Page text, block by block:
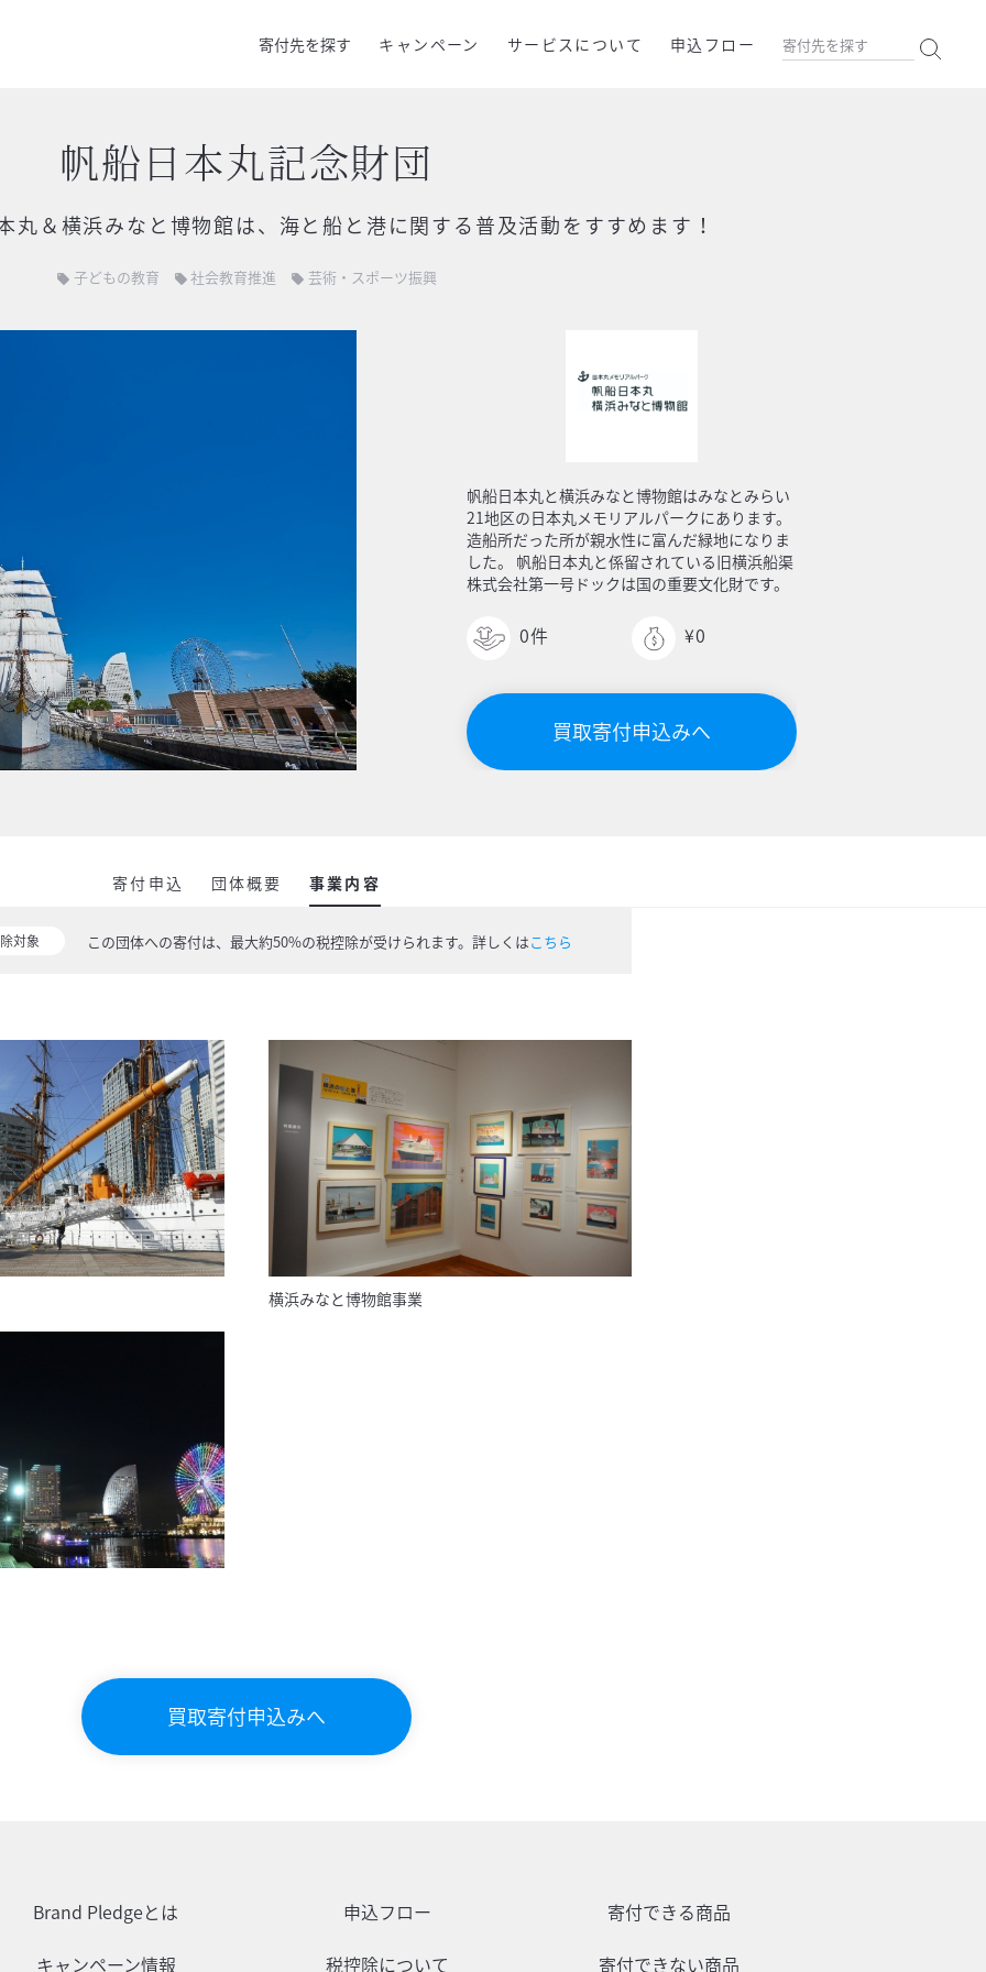
寄付先を探す キャンペーン サービスについて 申込フロー
帆船日本丸記念財団
丸＆横浜みなと博物館は、海と船と港に関する普及活動をすすめます！
local_offer 子どもの教育 local_offer 社会教育推進 local_offer 芸術・スポーツ振興
帆船日本丸と横浜みなと博物館はみなとみらい
21地区の日本丸メモリアルパークにあります。
造船所だった所が親水性に富んだ緑地になりま
した。 帆船日本丸と係留されている旧横浜船渠
株式会社第一号ドックは国の重要文化財です。
0件 ¥0
買取寄付申込みへ
寄付申込 団体概要 事業内容
対象 この団体への寄付は、最大約50%の税控除が受けられます。 詳しくはこちら
横浜みなと博物館事業
買取寄付申込みへ
Brand Pledgeとは 申込フロー
寄付できる商品
キャンペーン情報
税控除について 寄付できない商品